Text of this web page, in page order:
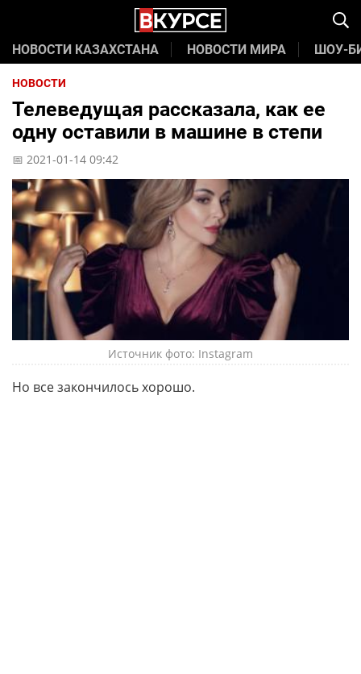
НОВОСТИ КАЗАХСТАНА НОВОСТИ МИРА ШОУ-
НОВОСТИ
Телеведущая рассказала, как ее
одну оставили в машине в степи
📅 2021-01-14 09:42
Источник фото: Instagram
Но все закончилось хорошо.